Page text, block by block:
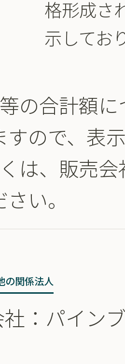
格形成さ
示してお
の合計額に
すので、表
は、販売会
い。
の関係法人
：パイン